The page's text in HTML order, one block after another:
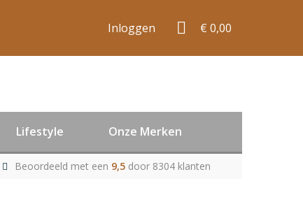
Inloggen € 0,00
Lifestyle Onze Merken
Beoordeeld met een 9,5 door 8304 klanten